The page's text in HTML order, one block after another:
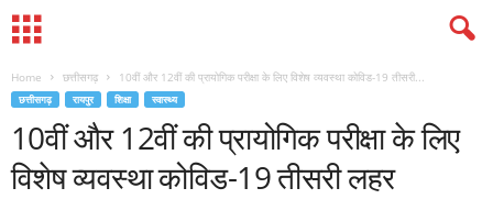
Home छत्तीसगढ़ 10वीं और 12वीं की प्रायोगिक परीक्षा के लिए विशेष व्यवस्था कोविड-19 तीसरी...
छत्तीसगढ़ रायपुर शिक्षा स्वास्थ्य
10वीं और 12वीं की प्रायोगिक परीक्षा के लिए
विशेष व्यवस्था कोविड-19 तीसरी लहर